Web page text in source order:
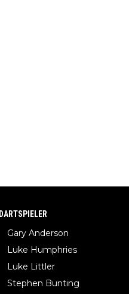
DARTSPIELER
Gary Anderson
Luke Humphries
Luke Littler
Stephen Bunting